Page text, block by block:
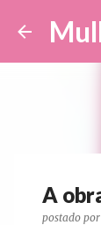
A
postado por